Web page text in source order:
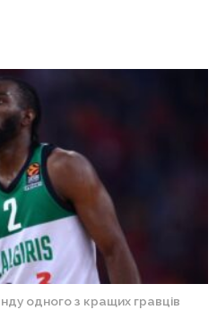
одного з кращих гравців